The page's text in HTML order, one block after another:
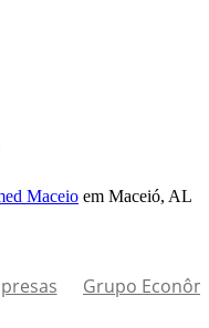
Maceio em Maceió, AL
Grupo